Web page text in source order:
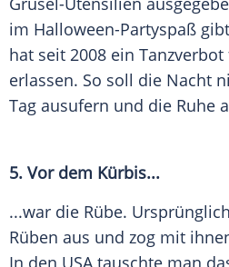
im Halloween-Partyspaß
hat seit 2008 ein
erlassen. So soll die Nacht
Tag ausufern und die Ruhe
5. Vor dem Kürbis...
...war die Rübe.
Rüben aus und zog mit